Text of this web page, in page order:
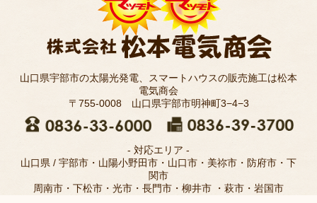
山口県宇部市の太陽光発電、スマートハウスの販売施工は松本
電気商会
〒755-0008 山口県宇部市明神町3−4−3
- 対応エリア -
山口県 / 宇部市・山陽小野田市・山口市・美祢市・防府市・下
関市
周南市・下松市・光市・長門市・柳井市 ・萩市・岩国市